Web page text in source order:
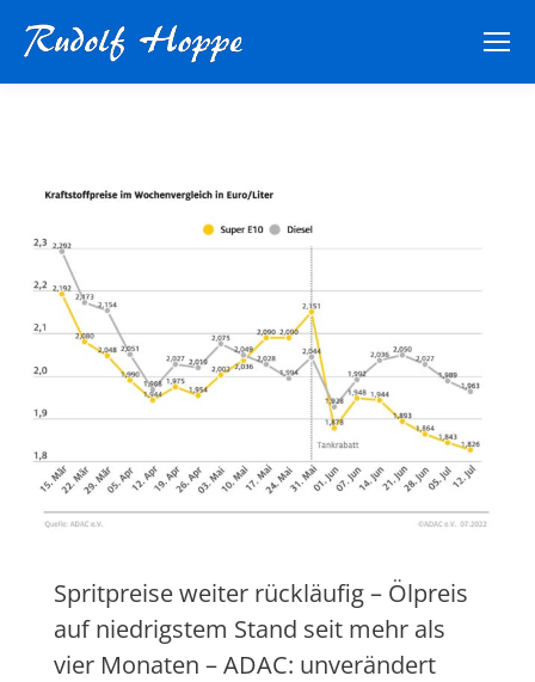
Spritpreise weiter rückläufig – Ölpreis
auf niedrigstem Stand seit mehr als
vier Monaten – ADAC: unverändert